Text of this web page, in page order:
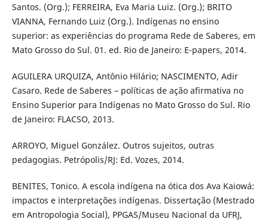
Santos. (Org.); FERREIRA, Eva Maria Luiz. (Org.); BRITO
VIANNA, Fernando Luiz (Org.). Indígenas no ensino
superior: as experiências do programa Rede de Saberes, em
Mato Grosso do Sul. 01. ed. Rio de Janeiro: E-papers, 2014.
AGUILERA URQUIZA, Antônio Hilário; NASCIMENTO, Adir
Casaro. Rede de Saberes – políticas de ação afirmativa no
Ensino Superior para Indígenas no Mato Grosso do Sul. Rio
de Janeiro: FLACSO, 2013.
ARROYO, Miguel González. Outros sujeitos, outras
pedagogias. Petrópolis/RJ: Ed. Vozes, 2014.
BENITES, Tonico. A escola indígena na ótica dos Ava Kaiowá:
impactos e interpretações indígenas. Dissertação (Mestrado
em Antropologia Social), PPGAS/Museu Nacional da UFRJ,